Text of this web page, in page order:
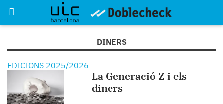
DINERS
EDICIONS 2025/2026
La Generació Z i els
diners